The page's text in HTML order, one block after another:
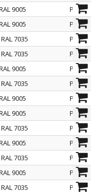
9005
PG
9005
PG
7035
PG
7035
PG
9005
PG
7035
PG
9005
PG
9005
PG
7035
PG
9005
PG
7035
PG
9005
PG
7035
PG